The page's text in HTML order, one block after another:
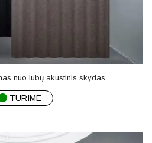
nuo lubų akustinis skydas
TURIME